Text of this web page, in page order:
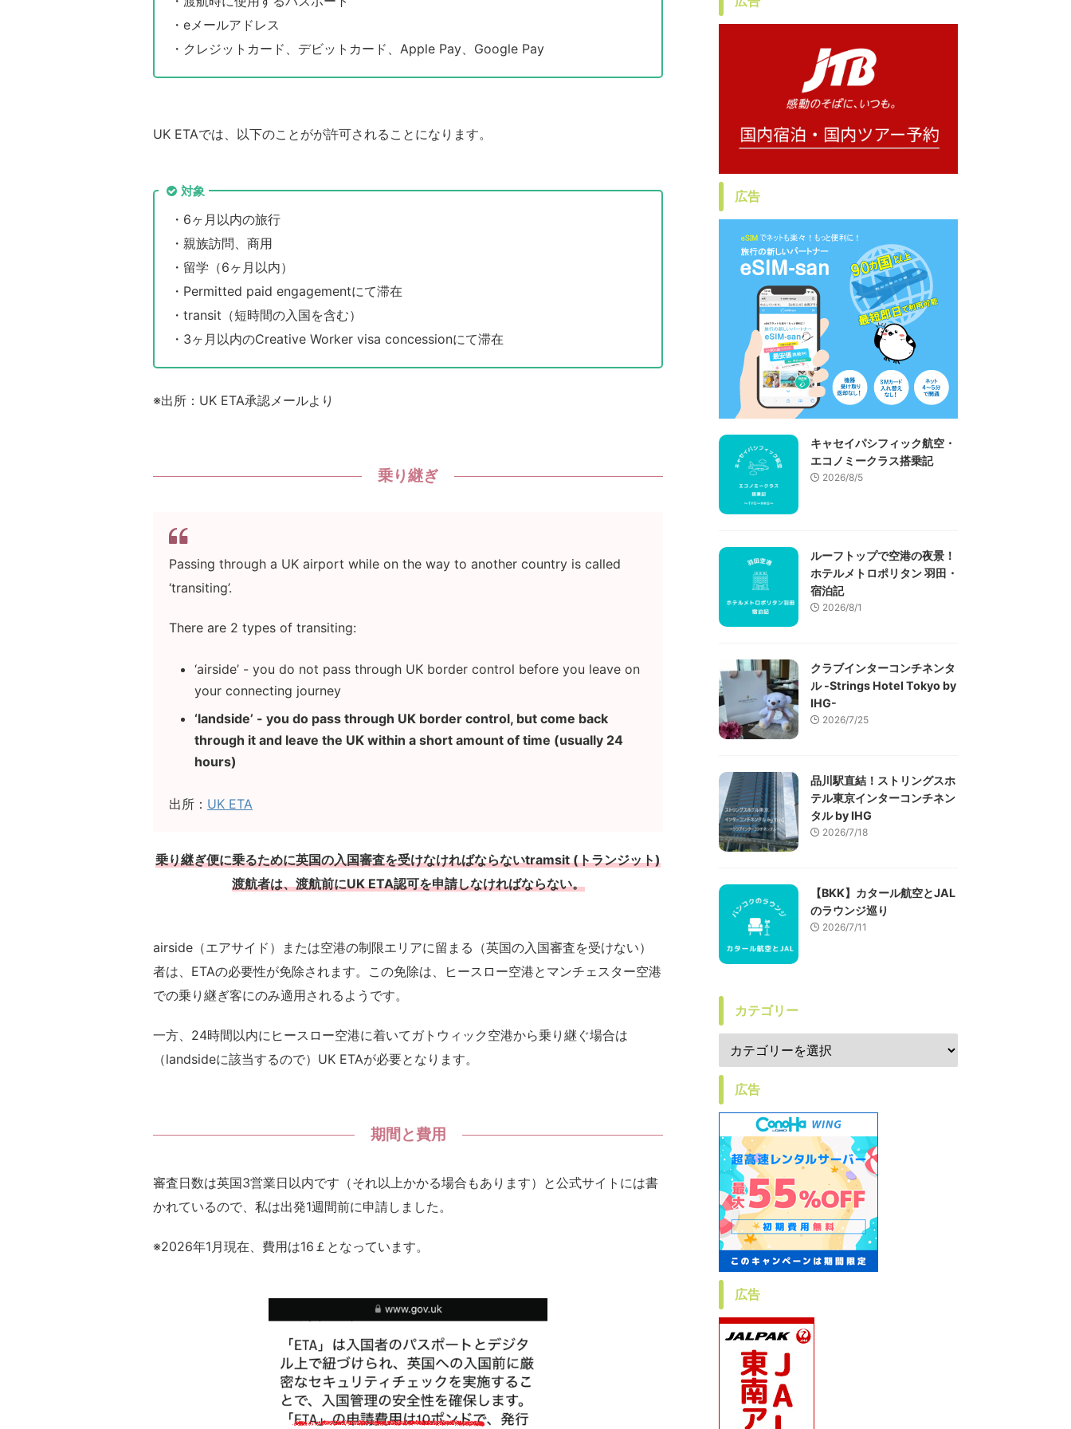
・eメールアドレス
・クレジットカード、デビットカード、Apple Pay、Google Pay
UK ETAでは、以下のことがが許可されることになります。
対象
・6ヶ月以内の旅行
・親族訪問、商用
・留学（6ヶ月以内）
・Permitted paid engagementにて滞在
・transit（短時間の入国を含む）
・3ヶ月以内のCreative Worker visa concessionにて滞在
※出所：UK ETA承認メールより
乗り継ぎ
Passing through a UK airport while on the way to another country is called
‘transiting’.
There are 2 types of transiting:
‘airside’ - you do not pass through UK border control before you leave on
your connecting journey
‘landside’ - you do pass through UK border control, but come back
through it and leave the UK within a short amount of time (usually 24
hours)
出所： UK ETA
乗り継ぎ便に乗るために英国の入国審査を受けなければならないtramsit (トランジット)
渡航者は、渡航前にUK ETA認可を申請しなければならない。
airside（エアサイド）または空港の制限エリアに留まる（英国の入国審査を受けない）
者は、ETAの必要性が免除されます。この免除は、ヒースロー空港とマンチェスター空港
での乗り継ぎ客にのみ適用されるようです。
一方、24時間以内にヒースロー空港に着いてガトウィック空港から乗り継ぐ場合は
（landsideに該当するので）UK ETAが必要となります。
期間と費用
審査日数は英国3営業日以内です（それ以上かかる場合もあります）と公式サイトには書
かれているので、私は出発1週間前に申請しました。
※2026年1月現在、費用は16￡となっています。
広告
キャセイパシフィック航空・
エコノミークラス搭乗記
2026/8/5
ルーフトップで空港の夜景！
ホテルメトロポリタン 羽田・
宿泊記
2026/8/1
クラブインターコンチネンタ
ル -Strings Hotel Tokyo by
IHG-
2026/7/25
品川駅直結！ストリングスホ
テル東京インターコンチネン
タル by IHG
2026/7/18
【BKK】カタール航空とJAL
のラウンジ巡り
2026/7/11
カテゴリー
広告
広告